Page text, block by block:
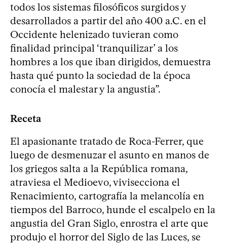
todos los sistemas filosóficos surgidos y
desarrollados a partir del año 400 a.C. en el
Occidente helenizado tuvieran como
finalidad principal ‘tranquilizar’ a los
hombres a los que iban dirigidos, demuestra
hasta qué punto la sociedad de la época
conocía el malestar y la angustia”.
Receta
El apasionante tratado de Roca-Ferrer, que
luego de desmenuzar el asunto en manos de
los griegos salta a la República romana,
atraviesa el Medioevo, vivisecciona el
Renacimiento, cartografía la melancolía en
tiempos del Barroco, hunde el escalpelo en la
angustia del Gran Siglo, enrostra el arte que
produjo el horror del Siglo de las Luces, se